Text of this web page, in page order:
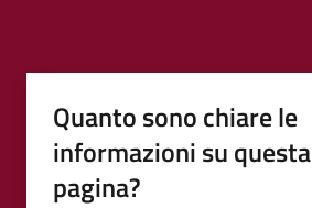
Quanto sono chiare le
informazioni su questa
pagina?